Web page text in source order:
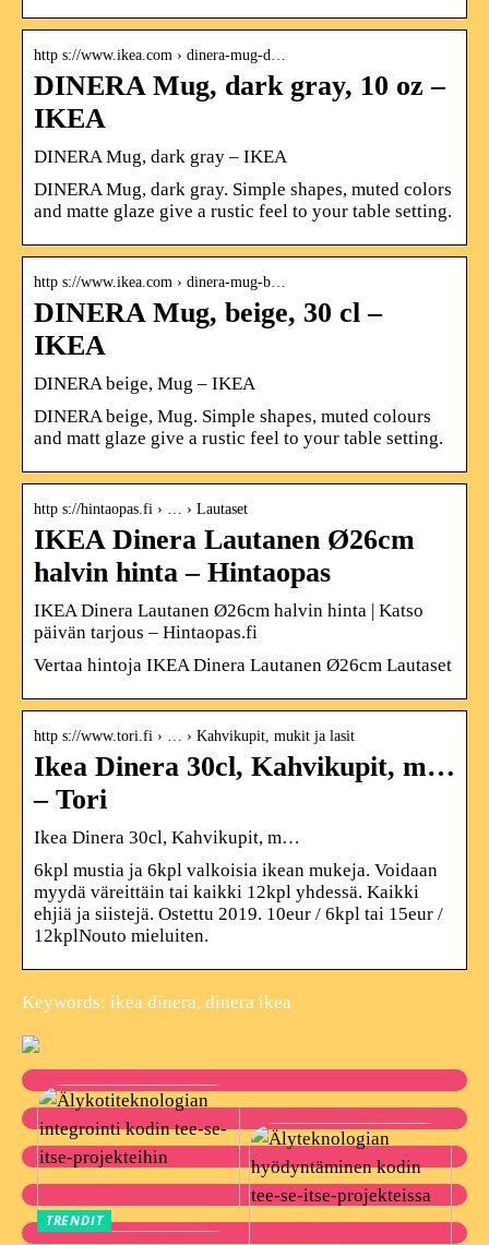
http s://www.ikea.com › dinera-mug-d…
DINERA Mug, dark gray, 10 oz –
IKEA
DINERA Mug, dark gray – IKEA
DINERA Mug, dark gray. Simple shapes, muted colors
and matte glaze give a rustic feel to your table setting.
http s://www.ikea.com › dinera-mug-b…
DINERA Mug, beige, 30 cl –
IKEA
DINERA beige, Mug – IKEA
DINERA beige, Mug. Simple shapes, muted colours
and matt glaze give a rustic feel to your table setting.
http s://hintaopas.fi › … › Lautaset
IKEA Dinera Lautanen Ø26cm
halvin hinta – Hintaopas
IKEA Dinera Lautanen Ø26cm halvin hinta | Katso
päivän tarjous – Hintaopas.fi
Vertaa hintoja IKEA Dinera Lautanen Ø26cm Lautaset
http s://www.tori.fi › … › Kahvikupit, mukit ja lasit
Ikea Dinera 30cl, Kahvikupit, m…
– Tori
Ikea Dinera 30cl, Kahvikupit, m…
6kpl mustia ja 6kpl valkoisia ikean mukeja. Voidaan
myydä väreittäin tai kaikki 12kpl yhdessä. Kaikki
ehjiä ja siistejä. Ostettu 2019. 10eur / 6kpl tai 15eur /
12kplNouto mieluiten.
Keywords: ikea dinera, dinera ikea
TRENDIT